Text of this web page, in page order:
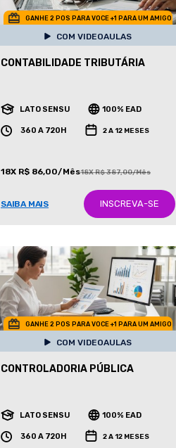
GANHE 2 POS PARA VOCE +1 PARA UM AMIGO
COM VIDEOAULAS
CONTABILIDADE TRIBUTÁRIA
LATO SENSU 100% EAD
360 A 720H 2 A 12 MESES
18X R$ 86,00/Mês18X R$ 387,00/Mês
SAIBA MAIS INSCREVA-SE
GANHE 2 POS PARA VOCE +1 PARA UM AMIGO
COM VIDEOAULAS
CONTROLADORIA PÚBLICA
LATO SENSU 100% EAD
360 A 720H 2 A 12 MESES